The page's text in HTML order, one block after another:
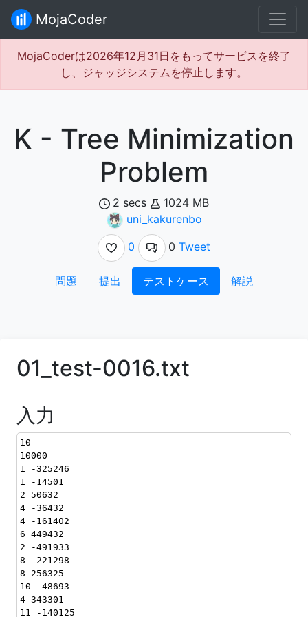
MojaCoder
MojaCoderは2026年12月31日をもってサービスを終了
し、ジャッジシステムを停止します。
K - Tree Minimization
Problem
2 secs
1024 MB
uni_kakurenbo
0
0 Tweet
問題 提出 テストケース 解説
01_test-0016.txt
入力
10
10000
1 -325246
1 -14501
2 50632
4 -36432
4 -161402
6 449432
2 -491933
8 -221298
8 256325
10 -48693
4 343301
11 -140125